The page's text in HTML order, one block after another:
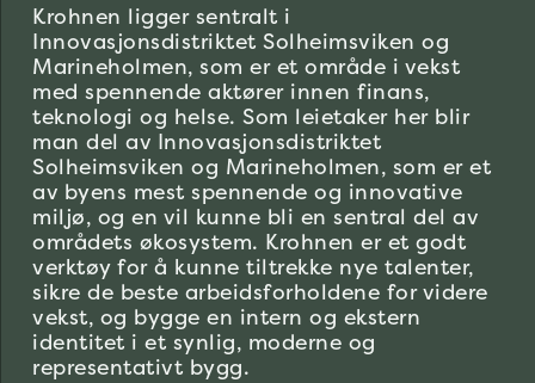
Krohnen ligger sentralt i
Innovasjonsdistriktet Solheimsviken og
Marineholmen, som er et område i vekst
med spennende aktører innen finans,
teknologi og helse. Som leietaker her blir
man del av Innovasjonsdistriktet
Solheimsviken og Marineholmen, som er et
av byens mest spennende og innovative
miljø, og en vil kunne bli en sentral del av
områdets økosystem. Krohnen er et godt
verktøy for å kunne tiltrekke nye talenter,
sikre de beste arbeidsforholdene for videre
vekst, og bygge en intern og ekstern
identitet i et synlig, moderne og
representativt bygg.